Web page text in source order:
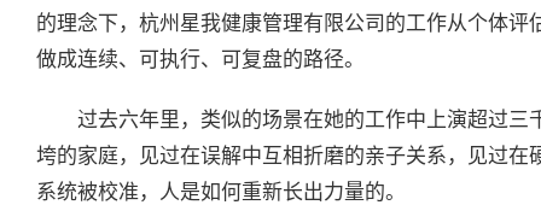
的理念下，杭州星我健康管理有限公司的工作从个体评
做成连续、可执行、可复盘的路径。
过去六年里，类似的场景在她的工作中上演超过三
垮的家庭，见过在误解中互相折磨的亲子关系，见过
系统被校准，人是如何重新长出力量的。